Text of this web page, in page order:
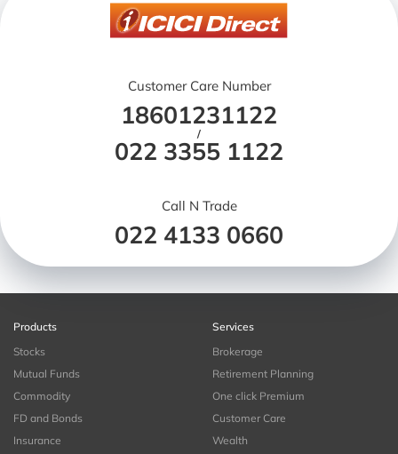
Customer Care Number
18601231122
/
022 3355 1122
Call N Trade
022 4133 0660
Products
Stocks
Mutual Funds
Commodity
FD and Bonds
Insurance
Services
Brokerage
Retirement Planning
One click Premium
Customer Care
Wealth